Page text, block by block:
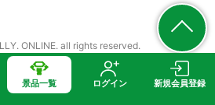
景品一覧 ログイン 新規会員登録
ONLINE. all rights reserved.